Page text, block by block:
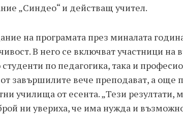
„Синдео“ и действащ учител.
на програмата през миналата
В него се включват участници на
по педагогика, така и
завършилите вече преподават, а още
училища от есента. „Тези резултати,
ни увериха, че има нужда и